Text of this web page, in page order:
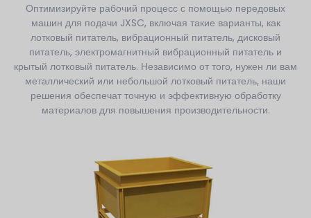
Оптимизируйте рабочий процесс с помощью передовых
машин для подачи JXSC, включая такие варианты, как
лотковый питатель, вибрационный питатель, дисковый
питатель, электромагнитный вибрационный питатель и
крытый лотковый питатель. Независимо от того, нужен ли вам
металлический или небольшой лотковый питатель, наши
решения обеспечат точную и эффективную обработку
материалов для повышения производительности.